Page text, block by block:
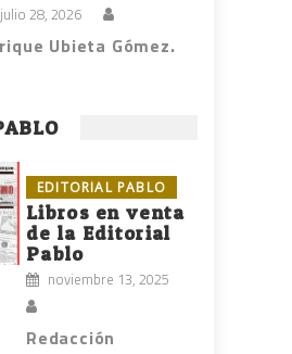
julio 28, 2026
Ubieta Gómez.
EDITORIAL PABLO
Libros en venta
de la Editorial
Pablo
noviembre 13, 2025
Redacción